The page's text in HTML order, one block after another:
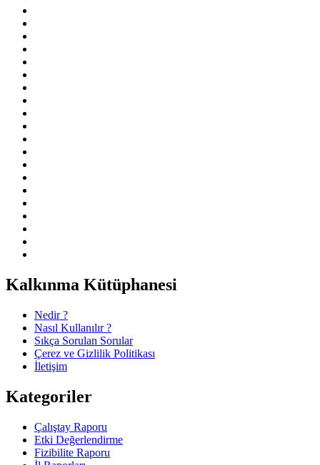
Kalkınma Kütüphanesi
Nedir ?
Nasıl Kullanılır ?
Sıkça Sorulan Sorular
Çerez ve Gizlilik Politikası
İletişim
Kategoriler
Çalıştay Raporu
Etki Değerlendirme
Fizibilite Raporu